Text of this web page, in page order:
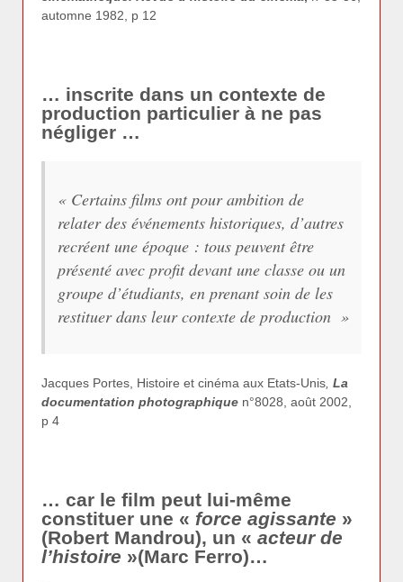
automne 1982, p 12
… inscrite dans un contexte de
production particulier à ne pas
négliger …
« Certains films ont pour ambition de
relater des événements historiques, d’autres
recréent une époque : tous peuvent être
présenté avec profit devant une classe ou un
groupe d’étudiants, en prenant soin de les
restituer dans leur contexte de production »
Jacques Portes, Histoire et cinéma aux Etats-Unis La
documentation photographique n°8028, août 2002,
p 4
… car le film peut lui-même
constituer une « force agissante »
(Robert Mandrou), un « acteur de
l’histoire »(Marc Ferro)…